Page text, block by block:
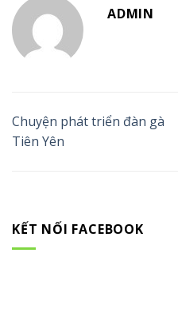
ADMIN
Chuyện phát triển đàn gà
Tiên Yên
KẾT NỐI FACEBOOK